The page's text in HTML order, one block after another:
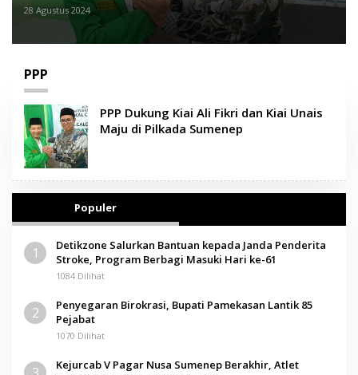
28 Agustus 2024
PPP
PPP Dukung Kiai Ali Fikri dan Kiai Unais
Maju di Pilkada Sumenep
Populer
1
Detikzone Salurkan Bantuan kepada Janda Penderita
Stroke, Program Berbagi Masuki Hari ke-61
1084 Dilihat
2
Penyegaran Birokrasi, Bupati Pamekasan Lantik 85
Pejabat
1070 Dilihat
Kejurcab V Pagar Nusa Sumenep Berakhir, Atlet